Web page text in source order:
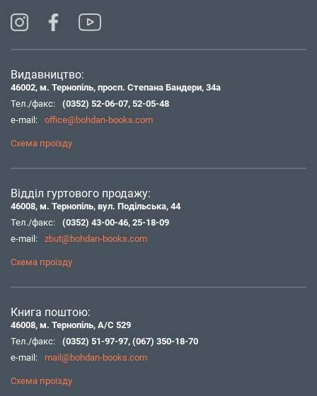
Видавництво:
46002, м. Тернопіль, просп. Степана Бандери, 34а
Тел./факс:
(0352) 52-06-07, 52-05-48
e-mail:
office@bohdan-books.com
Схема проїзду
Відділ гуртового продажу:
46008, м. Тернопіль, вул. Подільська, 44
Тел./факс:
(0352) 43-00-46, 25-18-09
e-mail:
zbut@bohdan-books.com
Схема проїзду
Книга поштою:
46008, м. Тернопіль, А/С 529
Тел./факс:
(0352) 51-97-97, (067) 350-18-70
e-mail:
mail@bohdan-books.com
Схема проїзду